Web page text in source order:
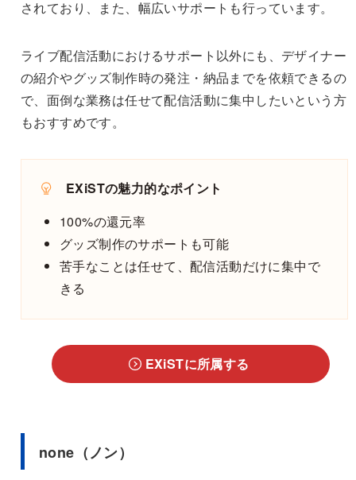
されており、また、幅広いサポートも行っています。
ライブ配信活動におけるサポート以外にも、デザイナー
の紹介やグッズ制作時の発注・納品までを依頼できるの
で、面倒な業務は任せて配信活動に集中したいという方
もおすすめです。
EXiSTの魅力的なポイント
100%の還元率
グッズ制作のサポートも可能
苦手なことは任せて、配信活動だけに集中で
きる
EXiSTに所属する
none（ノン）